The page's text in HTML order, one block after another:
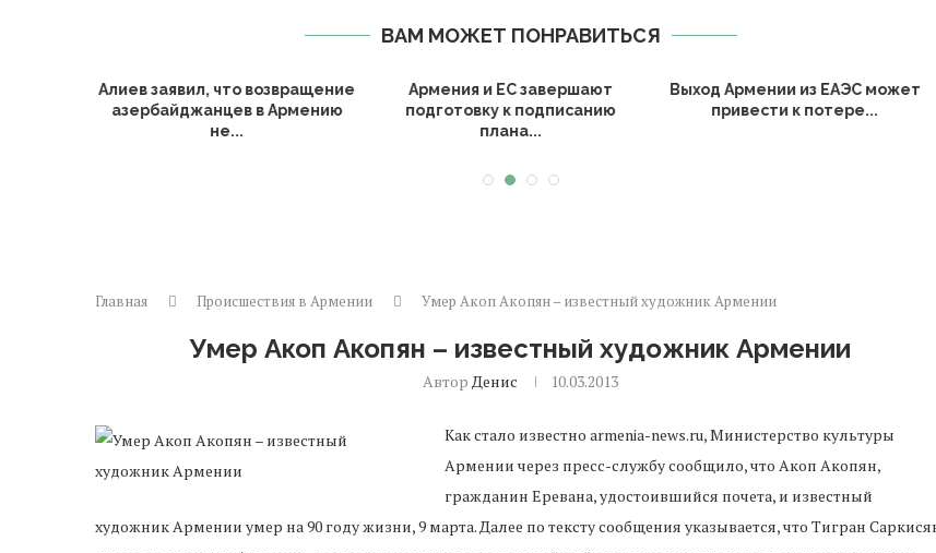
ВАМ МОЖЕТ ПОНРАВИТЬСЯ
Выход Армении из ЕАЭС может
привести к потере...
Пашинян назвал шаг Алиева по
транзиту грузов в...
Спрос на международные
грузоперевозки из Армении
Умер Акоп Акопян – известный художник Армении
10.03.2013
Армении через пресс-службу сообщило, что Акоп Акопян,
гражданин Еревана, удостоившийся почета, и известный
художник Армении умер на 90 году жизни, 9 марта. Далее по тексту сообщения указывается, что Тигран Саркисян,
премьер-министр Армении, возглавил комиссию по дальнейшей организации процесса похорон художника.